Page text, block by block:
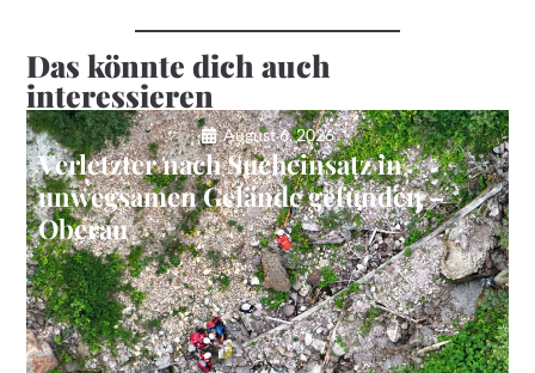
Das könnte dich auch
interessieren
August 6, 2026
Verletzter nach Sucheinsatz in
unwegsamen Gelände gefunden –
Oberau